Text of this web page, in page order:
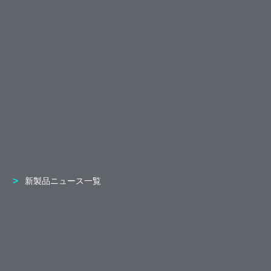
新製品ニュース一覧